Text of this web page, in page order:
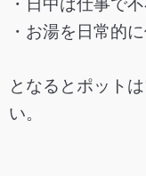
・日中は仕事で
・お湯を日常的
となるとポット
い。